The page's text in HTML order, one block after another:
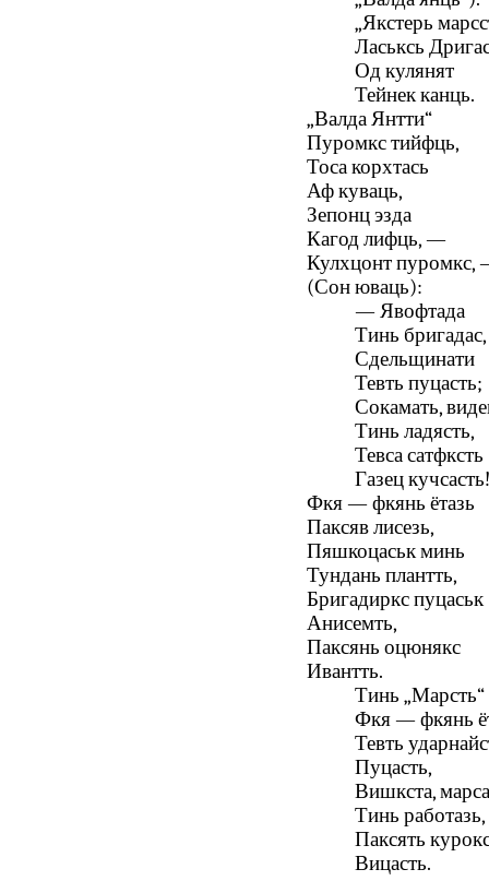
„Якстерь
Ласьксь
Од кулянят
Тейнек канць.
„Валда Янтти“
Пуромкс тийфць,
Тоса корхтась
Аф куваць,
Зепонц эзда
Кагод лифць, —
Кулхцонт пуромкс,
(Сон юваць):
— Явофтада
Тинь бригадас,
Сдельщинати
Тевть пуцасть;
Сокамать,
Тинь ладясть,
Тевса сатфксть
Газец
Фкя — фкянь ётазь
Паксяв лисезь,
Пяшкоцаськ минь
Тундань плантть,
Бригадиркс пуцаськ
Анисемть,
Паксянь оцюнякс
Ивантть.
Тинь
Фкя — фкянь
Тевть
Пуцасть,
Вишкста,
Тинь работазь,
Паксять
Вицасть.